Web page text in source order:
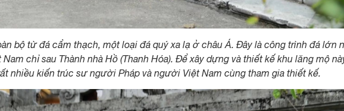
bộ từ đá cẩm thạch, một loại đá quý xa lạ ở châu Á. Đây là công trình đá lớn
chỉ sau Thành nhà Hồ (Thanh Hóa). Để xây dựng và thiết kế khu lăng mộ
nhiều kiến ​​trúc sư người Pháp và người Việt Nam cùng tham gia thiết kế.